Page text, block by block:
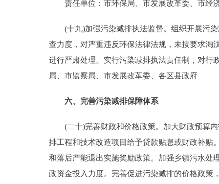
责任单位：市环保局、市发展改革委、市经
(十九)加强污染减排执法监督。组织开展污染
查力度，对严重违反环保法律法规，未按要求淘
进行严肃处理。实行污染减排执法责任制，对
局、市监察局、市发展改革委、各区县政府
六、完善污染减排保障体系
(二十)完善财政和价格政策。加大财政预算内
排工程和技术改造项目给予贷款贴息或财政补贴
和落后产能退出实施奖励政策。加强乡镇污水处
政资金投入力度。完善促进污染减排的价格政策